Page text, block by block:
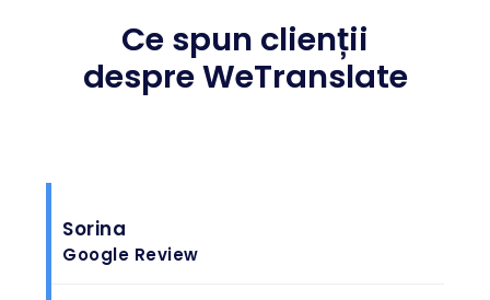
Ce spun clienții
despre WeTranslate
Sorina
Google Review